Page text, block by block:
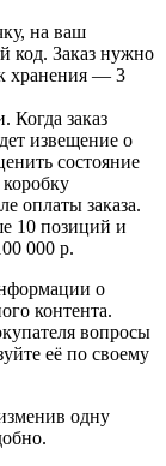
на ваш
код. Заказ нужно
хранения — 3
Когда заказ
извещение о
состояние
оплаты заказа.
10 позиций и
000 р.
о
контента.
вопросы
её по своему
одну